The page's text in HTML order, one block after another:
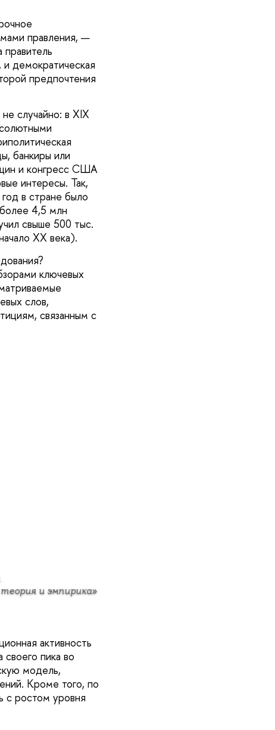
правления, —
демократическая
предпочтения
случайно: в XIX
банкиры или
и конгресс США
интересы. Так,
в стране было
4,5 млн
свыше 500 тыс.
XX века).
ключевых
слов,
связанным с
и эмпирика»
активность
пика во
модель,
Кроме того, по
с ростом уровня